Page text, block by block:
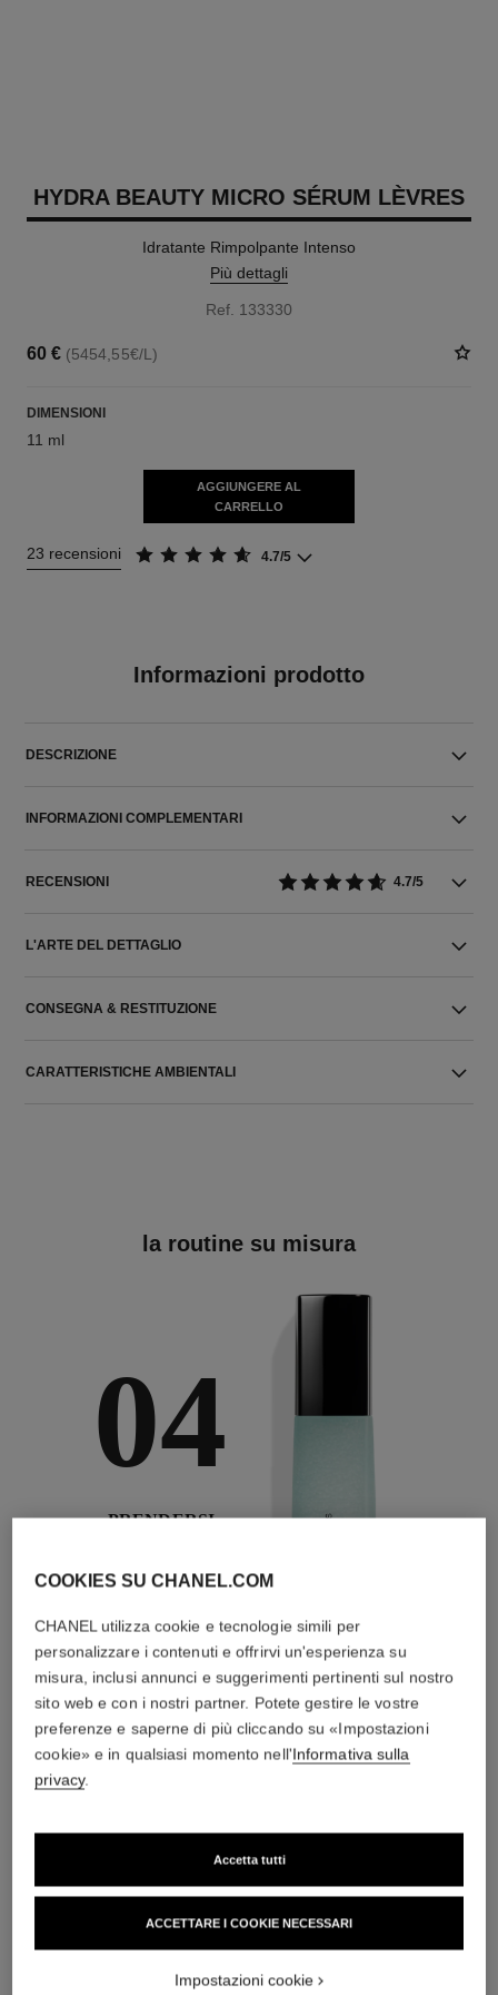
HYDRA BEAUTY MICRO SÉRUM LÈVRES
Idratante Rimpolpante Intenso
Più dettagli
Ref. 133330
60 € (5454,55€/L)
DIMENSIONI
11 ml
AGGIUNGERE AL
CARRELLO
23 recensioni 4.7/5
Informazioni prodotto
DESCRIZIONE
INFORMAZIONI COMPLEMENTARI
RECENSIONI 4.7/5
L'ARTE DEL DETTAGLIO
CONSEGNA & RESTITUZIONE
CARATTERISTICHE AMBIENTALI
la routine su misura
04
PRENDERSI
Con creme giorno e
solari, brume anti-
/
COOKIES SU CHANEL.COM
CHANEL utilizza cookie e tecnologie simili per
personalizzare i contenuti e offrirvi un'esperienza su
misura, inclusi annunci e suggerimenti pertinenti sul nostro
sito web e con i nostri partner. Potete gestire le vostre
preferenze e saperne di più cliccando su «Impostazioni
cookie» e in qualsiasi momento nell'Informativa sulla
privacy.
ACCETTARE I COOKIE NECESSARI
Accetta tutti
Impostazioni cookie